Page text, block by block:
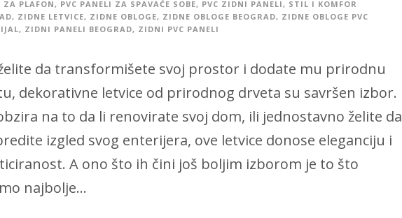
ZA PLAFON, PVC PANELI ZA SPAVAĆE SOBE, PVC ZIDNI PANELI, STIL I KOMFOR
, ZIDNE LETVICE, ZIDNE OBLOGE, ZIDNE OBLOGE BEOGRAD, ZIDNE OBLOGE PVC
, ZIDNI PANELI BEOGRAD, ZIDNI PVC PANELI
da transformišete svoj prostor i dodate mu prirodnu
dekorativne letvice od prirodnog drveta su savršen izbor.
na to da li renovirate svoj dom, ili jednostavno želite da
izgled svog enterijera, ove letvice donose eleganciju i
A ono što ih čini još boljim izborom je to što
najbolje...